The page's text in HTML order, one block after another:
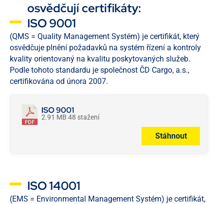
osvědčují certifikáty:
ISO 9001
(QMS = Quality Management Systém) je certifikát, který
osvědčuje plnění požadavků na systém řízení a kontroly
kvality orientovaný na kvalitu poskytovaných služeb.
Podle tohoto standardu je společnost ČD Cargo, a.s.,
certifikována od února 2007.
ISO 9001
2.91 MB 48 stažení
Stáhnout
ISO 14001
(EMS = Environmental Management Systém) je certifikát,